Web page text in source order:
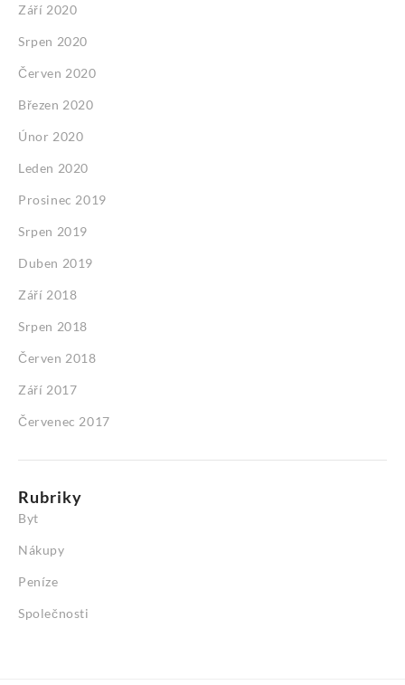
Září 2020
Srpen 2020
Červen 2020
Březen 2020
Únor 2020
Leden 2020
Prosinec 2019
Srpen 2019
Duben 2019
Září 2018
Srpen 2018
Červen 2018
Září 2017
Červenec 2017
Rubriky
Byt
Nákupy
Peníze
Společnosti